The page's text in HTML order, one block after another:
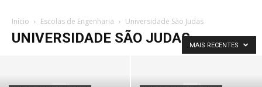
Início Escolas de Engenharia Universidade São Judas
UNIVERSIDADE SÃO JUDASMAIS RECENTES